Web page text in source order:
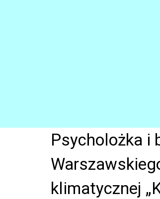
Psycholożka i
klimatycznej